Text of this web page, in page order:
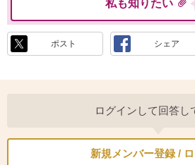
私も知りたい
ポスト シェア
ログインして回答し
新規メンバー登録 /